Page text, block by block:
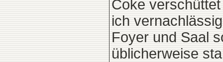
Coke
ich
Foyer und Saal
üblicherweise